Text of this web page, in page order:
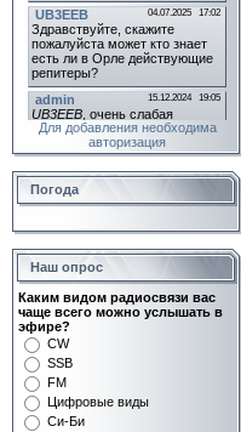
Для добавления необходима
авторизация
Погода
Наш опрос
Каким видом радиосвязи вас
чаще всего можно услышать в
эфире?
CW
SSB
FM
Цифровые виды
Си-Би